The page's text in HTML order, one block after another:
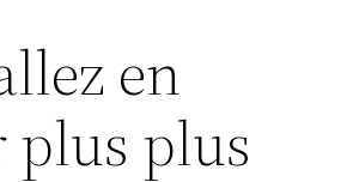
en
plus plus